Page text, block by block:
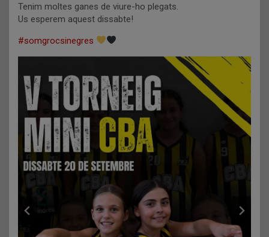
Tenim moltes ganes de viure-ho plegats.
Us esperem aquest dissabte!
#somgrocsinegres